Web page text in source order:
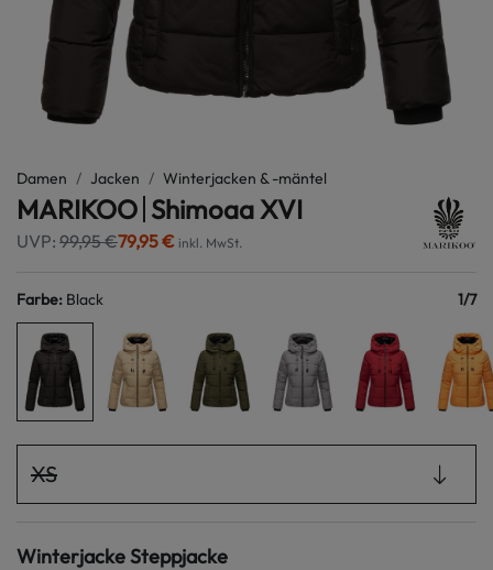
Damen Jacken Winterjacken & -mäntel
MARIKOO Shimoaa XVI
UVP: 99,95 €79,95 € inkl. MwSt.
Farbe: Black 1/7
XS
Winterjacke Steppjacke